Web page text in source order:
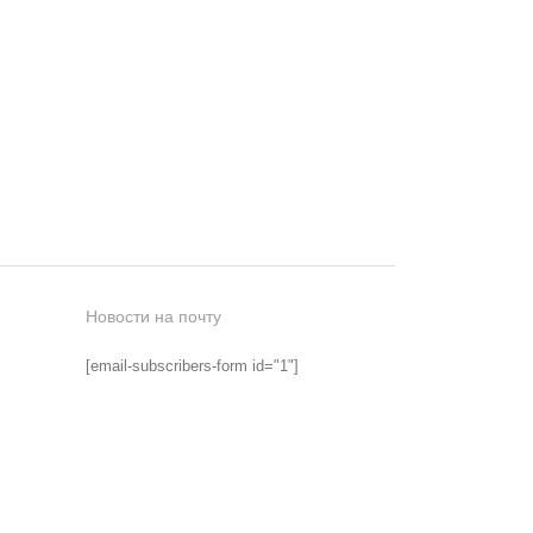
Новости на почту
[email-subscribers-form id="1"]